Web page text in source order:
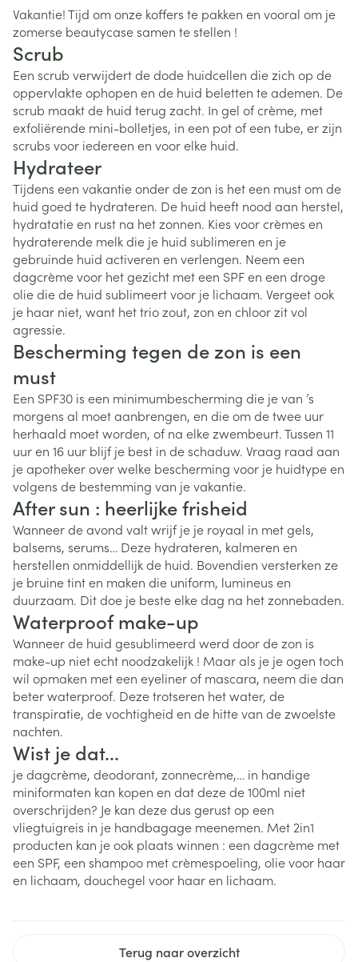
Vakantie! Tijd om onze koffers te pakken en vooral om je
zomerse beautycase samen te stellen !
Scrub
Een scrub verwijdert de dode huidcellen die zich op de
oppervlakte ophopen en de huid beletten te ademen. De
scrub maakt de huid terug zacht. In gel of crème, met
exfoliërende mini-bolletjes, in een pot of een tube, er zijn
scrubs voor iedereen en voor elke huid.
Hydrateer
Tijdens een vakantie onder de zon is het een must om de
huid goed te hydrateren. De huid heeft nood aan herstel,
hydratatie en rust na het zonnen. Kies voor crèmes en
hydraterende melk die je huid sublimeren en je
gebruinde huid activeren en verlengen. Neem een
dagcrème voor het gezicht met een SPF en een droge
olie die de huid sublimeert voor je lichaam. Vergeet ook
je haar niet, want het trio zout, zon en chloor zit vol
agressie.
Bescherming tegen de zon is een
must
Een SPF30 is een minimumbescherming die je van ’s
morgens al moet aanbrengen, en die om de twee uur
herhaald moet worden, of na elke zwembeurt. Tussen 11
uur en 16 uur blijf je best in de schaduw. Vraag raad aan
je apotheker over welke bescherming voor je huidtype en
volgens de bestemming van je vakantie.
After sun : heerlijke frisheid
Wanneer de avond valt wrijf je je royaal in met gels,
balsems, serums… Deze hydrateren, kalmeren en
herstellen onmiddellijk de huid. Bovendien versterken ze
je bruine tint en maken die uniform, lumineus en
duurzaam. Dit doe je beste elke dag na het zonnebaden.
Waterproof make-up
Wanneer de huid gesublimeerd werd door de zon is
make-up niet echt noodzakelijk ! Maar als je je ogen toch
wil opmaken met een eyeliner of mascara, neem die dan
beter waterproof. Deze trotseren het water, de
transpiratie, de vochtigheid en de hitte van de zwoelste
nachten.
Wist je dat...
je dagcrème, deodorant, zonnecrème,… in handige
miniformaten kan kopen en dat deze de 100ml niet
overschrijden? Je kan deze dus gerust op een
vliegtuigreis in je handbagage meenemen. Met 2in1
producten kan je ook plaats winnen : een dagcrème met
een SPF, een shampoo met crèmespoeling, olie voor haar
en lichaam, douchegel voor haar en lichaam.
Terug naar overzicht